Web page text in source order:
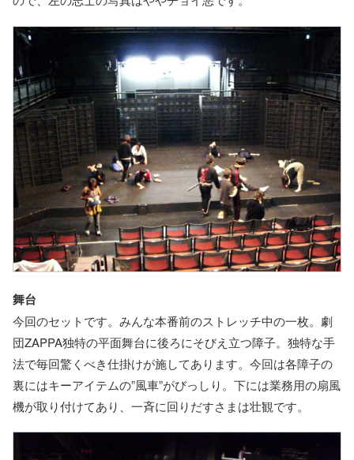
舞台
今回のセットです。みんな本番前のストレッチ中の一枚。劇
団ZAPPA独特の平面舞台に後ろにそびえ立つ障子。独特な手
法で毎回驚くべき仕掛けが施してあります。今回は各障子の
裏にはキーアイテムの”風車”がびっしり。下には業務用の扇風
機が取り付けてあり、一斉に回りだすさまは壮観です。